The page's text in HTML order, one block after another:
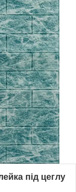
під цеглу